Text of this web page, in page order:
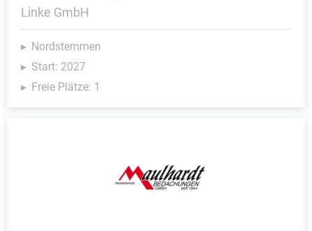
Linke GmbH
Nordstemmen
Start: 2027
Freie Plätze: 1